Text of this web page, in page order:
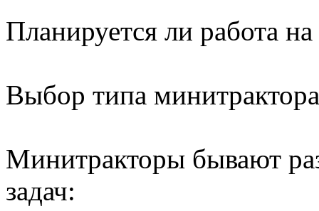
Планируется ли работа
Выбор типа минитрактора
Минитракторы бывают
задач: